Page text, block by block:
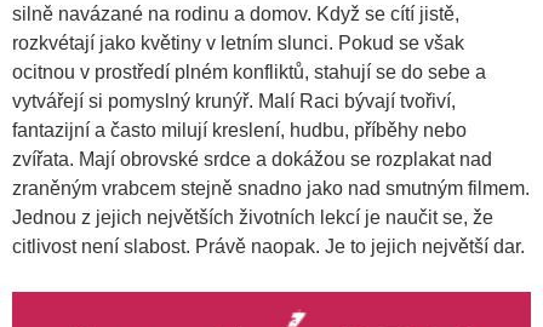
silně navázané na rodinu a domov. Když se cítí jistě,
rozkvétají jako květiny v letním slunci. Pokud se však
ocitnou v prostředí plném konfliktů, stahují se do sebe a
vytvářejí si pomyslný krunýř. Malí Raci bývají tvořiví,
fantazijní a často milují kreslení, hudbu, příběhy nebo
zvířata. Mají obrovské srdce a dokážou se rozplakat nad
zraněným vrabcem stejně snadno jako nad smutným filmem.
Jednou z jejich největších životních lekcí je naučit se, že
citlivost není slabost. Právě naopak. Je to jejich největší dar.